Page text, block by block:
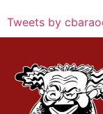
Tweets by